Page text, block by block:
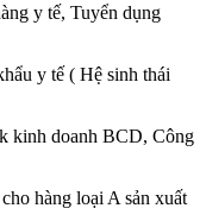
y tế, Tuyển dụng
y tế ( Hệ sinh thái
kinh doanh BCD, Công
hàng loại A sản xuất